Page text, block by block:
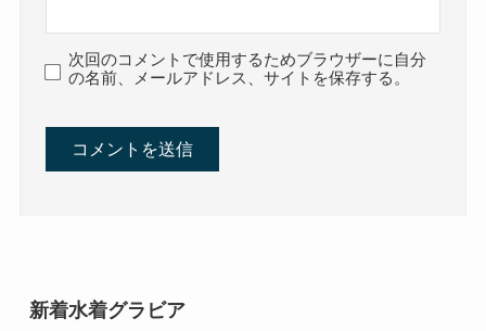
次回のコメントで使用するためブラウザーに自分
の名前、メールアドレス、サイトを保存する。
新着水着グラビア